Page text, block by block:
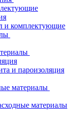
и комплектующие
и пароизоляция
материалы
материалы